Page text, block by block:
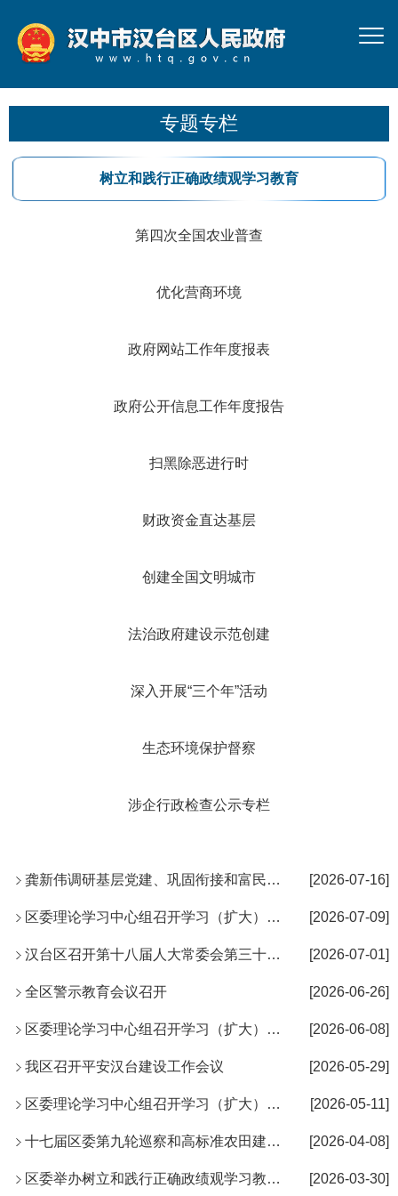
专题专栏
树立和践行正确政绩观学习教育
第四次全国农业普查
优化营商环境
政府网站工作年度报表
政府公开信息工作年度报告
扫黑除恶进行时
财政资金直达基层
创建全国文明城市
法治政府建设示范创建
深入开展“三个年”活动
生态环境保护督察
涉企行政检查公示专栏
[2026-07-16]
龚新伟调研基层党建、巩固衔接和富民产业提升工作
[2026-07-09]
区委理论学习中心组召开学习（扩大）会议
[2026-07-01]
汉台区召开第十八届人大常委会第三十三次会议
[2026-06-26]
全区警示教育会议召开
[2026-06-08]
区委理论学习中心组召开学习（扩大）会议
[2026-05-29]
我区召开平安汉台建设工作会议
[2026-05-11]
区委理论学习中心组召开学习（扩大）会议
[2026-04-08]
十七届区委第九轮巡察和高标准农田建设专项巡察动员部署会召开
[2026-03-30]
区委举办树立和践行正确政绩观学习教育读书班暨区委理论学习中心...